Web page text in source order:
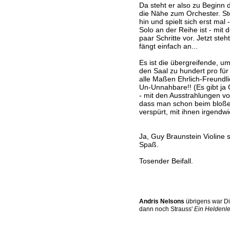
Da steht er also zu Beginn
die Nähe zum Orchester.
hin und spielt sich erst mal
Solo an der Reihe ist - mit
paar Schritte vor. Jetzt
fängt einfach an...
Es ist die übergreifende,
den Saal zu hundert pro
alle Maßen Ehrlich-
Un-Unnahbare!! (Es gibt ja
- mit den Ausstrahlungen
dass man schon beim
verspürt, mit ihnen
Ja, Guy Braunstein Violine
Spaß.
Tosender Beifall.
Andris Nelsons übrigens war
dann noch Strauss' Ein